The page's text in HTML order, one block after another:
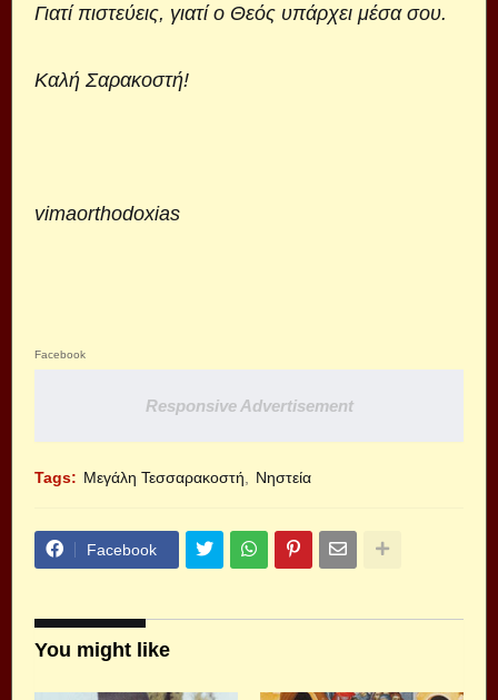
Γιατί πιστεύεις, γιατί ο Θεός υπάρχει μέσα σου.
Καλή Σαρακοστή!
vimaorthodoxias
Facebook
Responsive Advertisement
Tags: Μεγάλη Τεσσαρακοστή Νηστεία
Facebook
You might like